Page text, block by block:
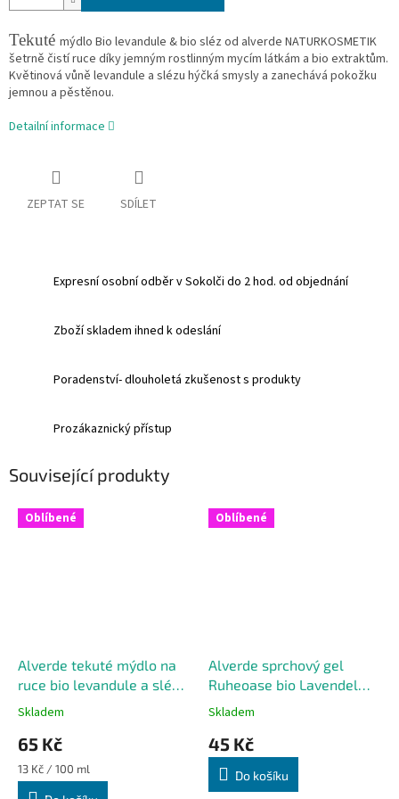
Tekuté mýdlo Bio levandule & bio sléz od alverde NATURKOSMETIK
šetrně čistí ruce díky jemným rostlinným mycím látkám a bio extraktům.
Květinová vůně levandule a slézu hýčká smysly a zanechává pokožku
jemnou a pěstěnou.
Detailní informace
ZEPTAT SE SDÍLET
Expresní osobní odběr v Sokolči do 2 hod. od objednání
Zboží skladem ihned k odeslání
Poradenství- dlouholetá zkušenost s produkty
Prozákaznický přístup
Související produkty
Oblíbené
Alverde tekuté mýdlo na
ruce bio levandule a sléz,
náhradní balení 500 ml
Skladem
65 Kč
Měrná
cena:
13 Kč / 100 ml
Oblíbené
Alverde sprchový gel
Ruheoase bio Lavendel
250 ml
Skladem
45 Kč
Do košíku